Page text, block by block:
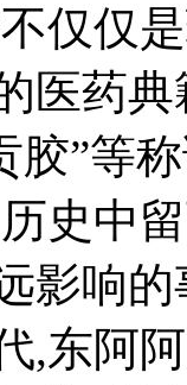
仅是
医药
胶”等
史中
影响
,东阿